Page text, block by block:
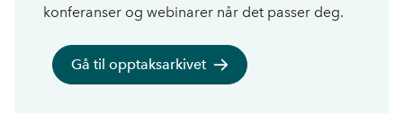
konferanser og webinarer når det passer deg.
Gå til opptaksarkivet